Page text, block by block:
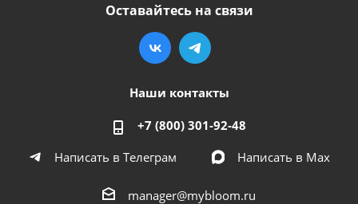
Оставайтесь на связи
Наши контакты
+7 (800) 301-92-48
Написать в Телеграм
Написать в Мах
manager@mybloom.ru